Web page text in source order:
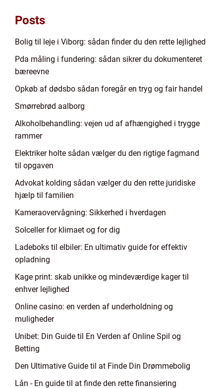
Posts
Bolig til leje i Viborg: sådan finder du den rette lejlighed
Pda måling i fundering: sådan sikrer du dokumenteret
bæreevne
Opkøb af dødsbo sådan foregår en tryg og fair handel
Smørrebrød aalborg
Alkoholbehandling: vejen ud af afhængighed i trygge
rammer
Elektriker holte sådan vælger du den rigtige fagmand
til opgaven
Advokat kolding sådan vælger du den rette juridiske
hjælp til familien
Kameraovervågning: Sikkerhed i hverdagen
Solceller for klimaet og for dig
Ladeboks til elbiler: En ultimativ guide for effektiv
opladning
Kage print: skab unikke og mindeværdige kager til
enhver lejlighed
Online casino: en verden af underholdning og
muligheder
Unibet: Din Guide til En Verden af Online Spil og
Betting
Den Ultimative Guide til at Finde Din Drømmebolig
Lån - En guide til at finde den rette finansiering